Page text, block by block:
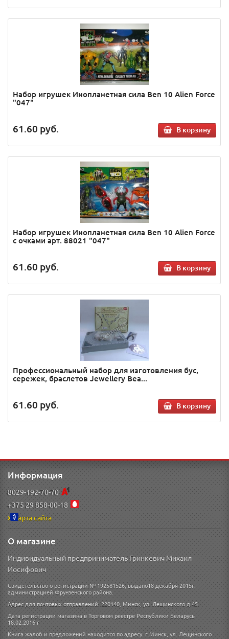
Набор игрушек Инопланетная сила Ben 10 Аlien Force
"047"
61.60 руб. В корзину
Набор игрушек Инопланетная сила Ben 10 Аlien Force
с очками арт. 88021 "047"
61.60 руб. В корзину
Профессиональный набор для изготовления бус,
сережек, браслетов Jewellery Bea...
61.60 руб. В корзину
Информация
8029-192-70-70
+375 29 858-00-18
Карта сайта
О магазине
Индивидуальный предприниматель Гринкевич Михаил
Иосифович
Свидетельство о регистрации № 192581526, выдано18 декабря 2015г.
администрацией Фрунзенского района.
Адрес для почтовых отправлений: 220140, Минск, ул. Лещинского д 45.
Дата регистрации магазина в Торговом реестре Республики Беларусь
18.02.2016 г
Книга жалоб и предложений находится по адресу: г.Минск, ул. Лещинского